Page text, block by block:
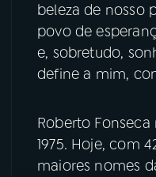
beleza de nosso
povo de
e, sobretudo,
define a mim,
Roberto
1975. Hoje, com
maiores nomes